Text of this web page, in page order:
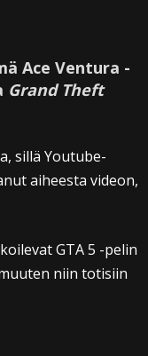
Ace Ventura -
Grand Theft
sillä Youtube-
aiheesta videon,
GTA 5 -pelin
niin totisiin